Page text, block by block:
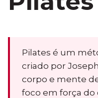
Pilates é um
criado por
corpo e mente
foco em força do